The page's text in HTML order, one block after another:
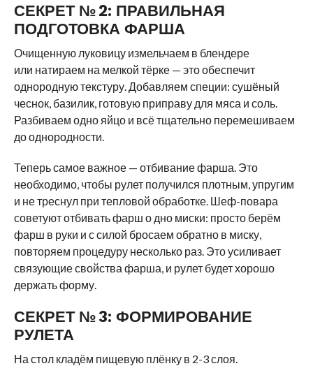
СЕКРЕТ № 2: ПРАВИЛЬНАЯ
ПОДГОТОВКА ФАРША
Очищенную луковицу измельчаем в блендере
или натираем на мелкой тёрке — это обеспечит
однородную текстуру. Добавляем специи: сушёный
чеснок, базилик, готовую приправу для мяса и соль.
Разбиваем одно яйцо и всё тщательно перемешиваем
до однородности.
Теперь самое важное — отбивание фарша. Это
необходимо, чтобы рулет получился плотным, упругим
и не треснул при тепловой обработке. Шеф-повара
советуют отбивать фарш о дно миски: просто берём
фарш в руки и с силой бросаем обратно в миску,
повторяем процедуру несколько раз. Это усиливает
связующие свойства фарша, и рулет будет хорошо
держать форму.
СЕКРЕТ № 3: ФОРМИРОВАНИЕ
РУЛЕТА
На стол кладём пищевую плёнку в 2-3 слоя.